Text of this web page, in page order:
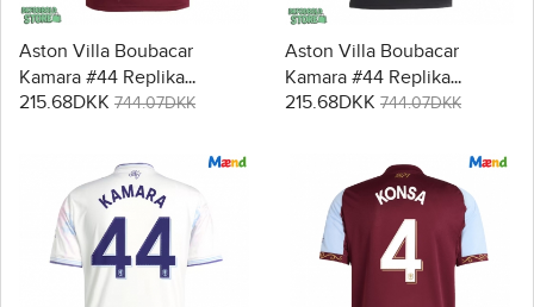
Aston Villa Boubacar
Kamara #44 Replika
Hjemmebanetrøje 2025-26
215.68DKK 744.07DKK
Aston Villa Boubacar
Kamara #44 Replika
Udebanetrøje 2025-26
215.68DKK 744.07DKK